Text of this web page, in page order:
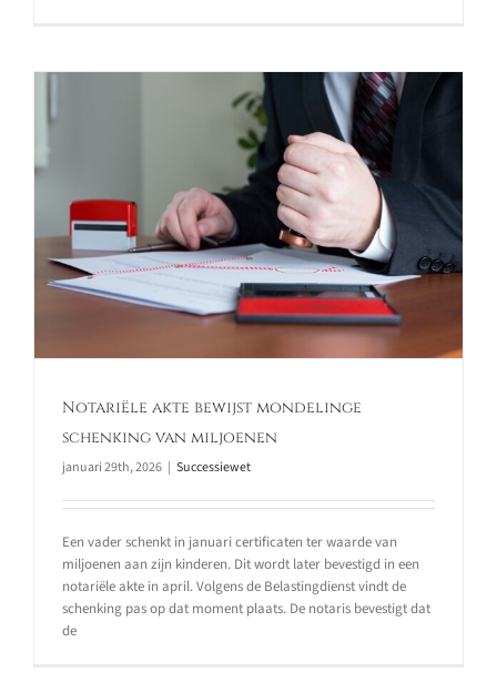
Notariële akte bewijst mondelinge
schenking van miljoenen
januari 29th, 2026 | Successiewet
Een vader schenkt in januari certificaten ter waarde van
miljoenen aan zijn kinderen. Dit wordt later bevestigd in een
notariële akte in april. Volgens de Belastingdienst vindt de
schenking pas op dat moment plaats. De notaris bevestigt dat
de